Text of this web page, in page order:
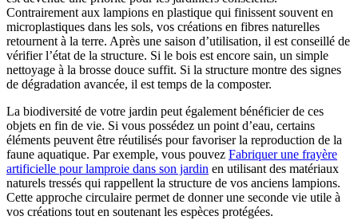
Contrairement aux lampions en plastique qui finissent souvent en
microplastiques dans les sols, vos créations en fibres naturelles
retournent à la terre. Après une saison d’utilisation, il est conseillé de
vérifier l’état de la structure. Si le bois est encore sain, un simple
nettoyage à la brosse douce suffit. Si la structure montre des signes
de dégradation avancée, il est temps de la composter.
La biodiversité de votre jardin peut également bénéficier de ces
objets en fin de vie. Si vous possédez un point d’eau, certains
éléments peuvent être réutilisés pour favoriser la reproduction de la
faune aquatique. Par exemple, vous pouvez Fabriquer une frayère
artificielle pour lamproie dans son jardin en utilisant des matériaux
naturels tressés qui rappellent la structure de vos anciens lampions.
Cette approche circulaire permet de donner une seconde vie utile à
vos créations tout en soutenant les espèces protégées.